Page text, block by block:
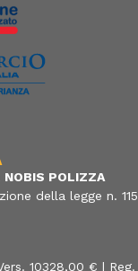
NOBIS POLIZZA
della legge n. 115
10328,00 € | Reg.